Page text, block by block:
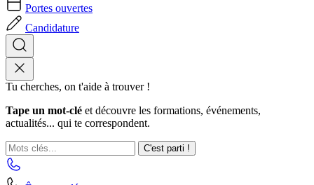
Portes ouvertes
Candidature
Tu cherches, on t'aide à trouver !
Tape un mot-clé et découvre les formations, événements,
actualités... qui te correspondent.
C'est parti !